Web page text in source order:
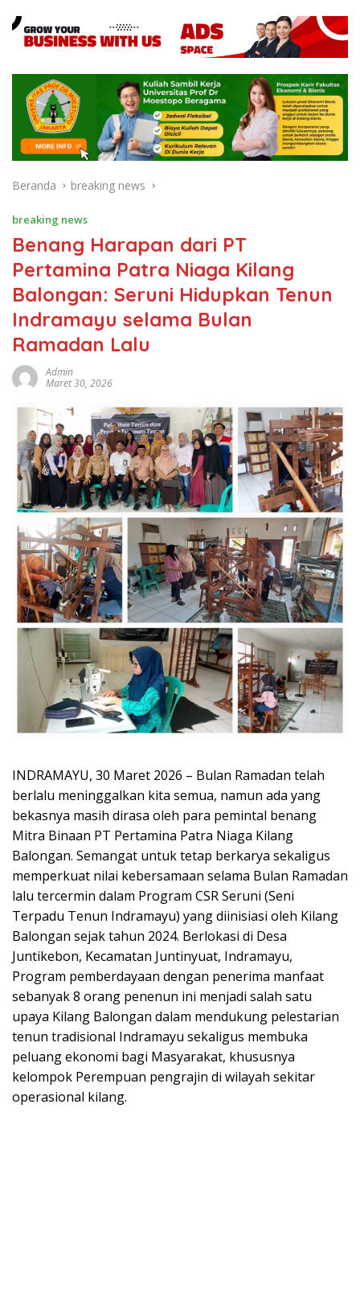
Beranda breaking news
breaking news
Benang Harapan dari PT
Pertamina Patra Niaga Kilang
Balongan: Seruni Hidupkan Tenun
Indramayu selama Bulan
Ramadan Lalu
Admin
Maret 30, 2026
INDRAMAYU, 30 Maret 2026 – Bulan Ramadan telah
berlalu meninggalkan kita semua, namun ada yang
bekasnya masih dirasa oleh para pemintal benang
Mitra Binaan PT Pertamina Patra Niaga Kilang
Balongan. Semangat untuk tetap berkarya sekaligus
memperkuat nilai kebersamaan selama Bulan Ramadan
lalu tercermin dalam Program CSR Seruni (Seni
Terpadu Tenun Indramayu) yang diinisiasi oleh Kilang
Balongan sejak tahun 2024. Berlokasi di Desa
Juntikebon, Kecamatan Juntinyuat, Indramayu,
Program pemberdayaan dengan penerima manfaat
sebanyak 8 orang penenun ini menjadi salah satu
upaya Kilang Balongan dalam mendukung pelestarian
tenun tradisional Indramayu sekaligus membuka
peluang ekonomi bagi Masyarakat, khususnya
kelompok Perempuan pengrajin di wilayah sekitar
operasional kilang.